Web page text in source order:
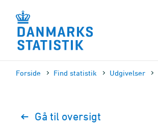
sidens
indhold
Forside Find statistik Udgivelser
Gå til oversigt